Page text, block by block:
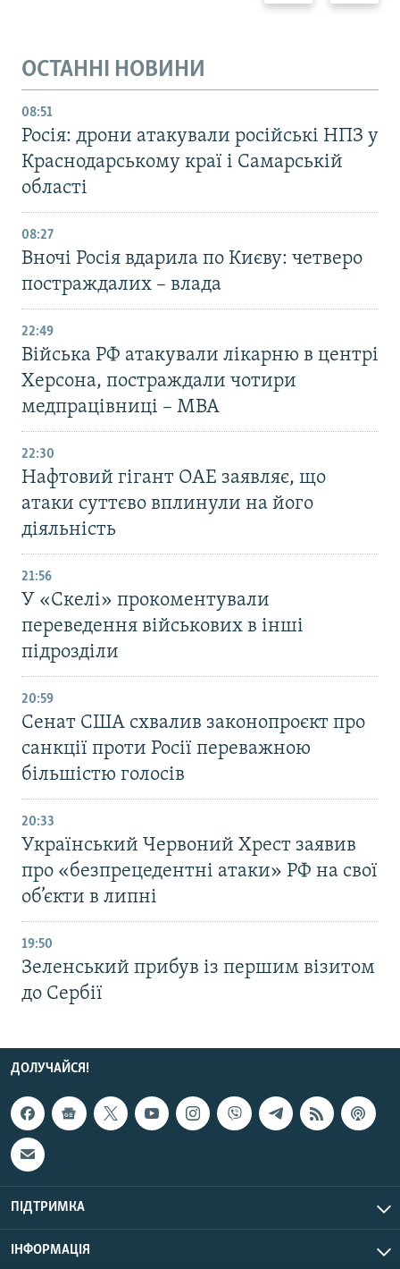
ОСТАННІ НОВИНИ
08:51
Росія: дрони атакували російські НПЗ у
Краснодарському краї і Самарській
області
08:27
Вночі Росія вдарила по Києву: четверо
постраждалих – влада
22:49
Війська РФ атакували лікарню в центрі
Херсона, постраждали чотири
медпрацівниці – МВА
22:30
Нафтовий гігант ОАЕ заявляє, що
атаки суттєво вплинули на його
діяльність
21:56
У «Скелі» прокоментували
переведення військових в інші
підрозділи
20:59
Cенат США схвалив законопроєкт про
санкції проти Росії переважною
більшістю голосів
20:33
Український Червоний Хрест заявив
про «безпрецедентні атаки» РФ на свої
об’єкти в липні
19:50
Зеленський прибув із першим візитом
до Сербії
ДОЛУЧАЙСЯ!
ПІДТРИМКА
ІНФОРМАЦІЯ